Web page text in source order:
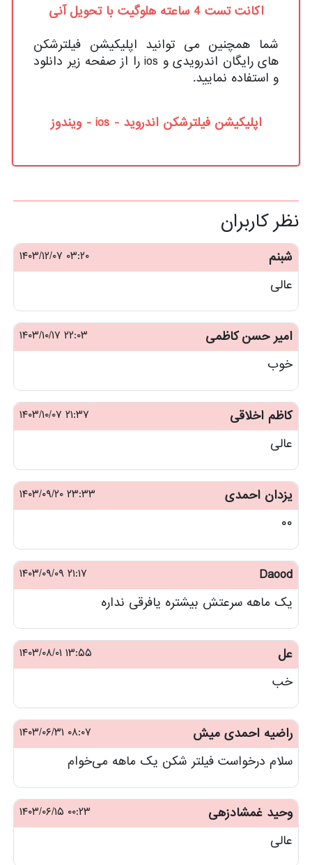
اکانت تست 4 ساعته هلوگیت با تحویل آنی
شما همچنین می توانید اپلیکیشن فیلترشکن
های رایگان اندرویدی و ios را از صفحه زیر دانلود
و استفاده نمایید.
اپلیکیشن فیلترشکن اندروید - ios - ویندوز
نظر کاربران
شبنم ۰۳:۲۰ ۱۴۰۳/۱۲/۰۷
عالی
امیر حسن کاظمی ۲۲:۰۳ ۱۴۰۳/۱۰/۱۷
خوب
کاظم اخلاقی ۲۱:۳۷ ۱۴۰۳/۱۰/۰۷
عالی
یزدان احمدی ۲۳:۳۳ ۱۴۰۳/۰۹/۲۰
۰۰
Daood ۲۱:۱۷ ۱۴۰۳/۰۹/۰۹
یک ماهه سرعتش بیشتره یافرقی نداره
عل ۱۳:۵۵ ۱۴۰۳/۰۸/۰۱
خب
راضیه احمدی میش ۰۸:۰۷ ۱۴۰۳/۰۶/۳۱
سلام درخواست فیلتر شکن یک ماهه می‌خوام
وحید غمشادزهی ۰۰:۲۳ ۱۴۰۳/۰۶/۱۵
عالی